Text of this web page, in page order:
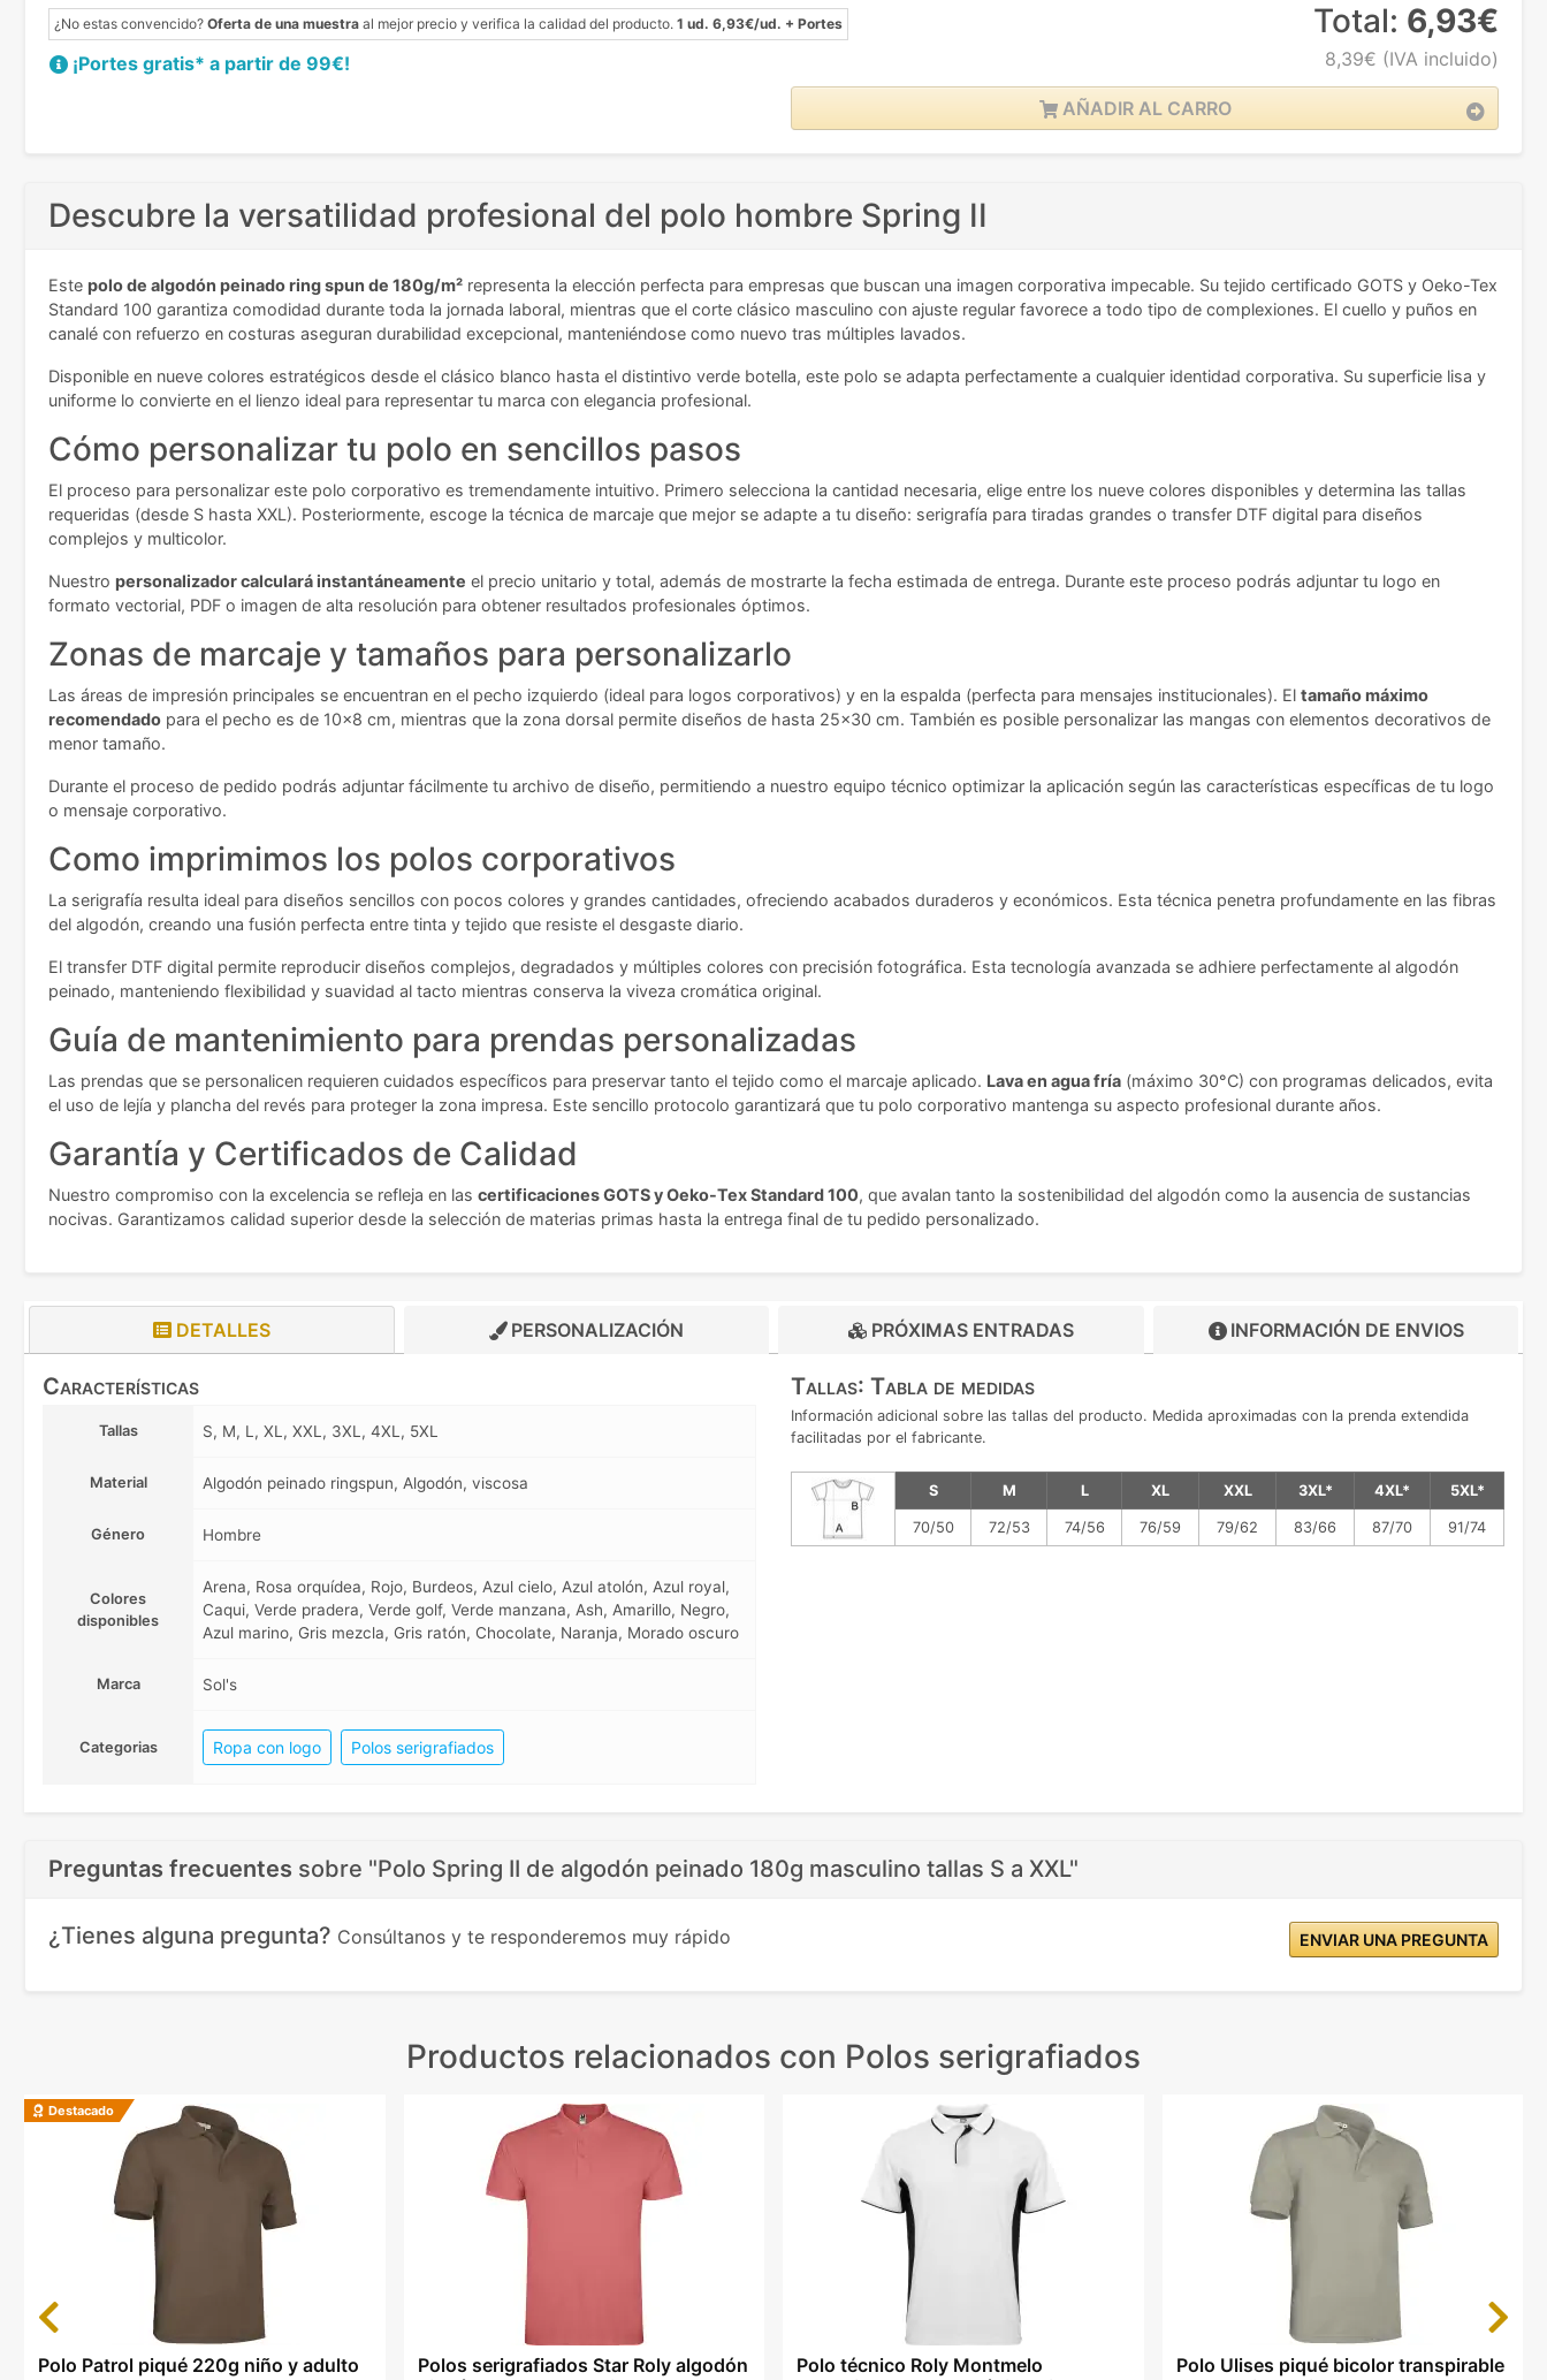
¿No estas convencido? Oferta de una muestra al mejor precio y verifica la calidad del producto. 1 ud. 6,93€/ud. + Portes
¡Portes gratis* a partir de 99€!
Total: 6,93€
8,39€ (IVA incluido)
AÑADIR AL CARRO
Descubre la versatilidad profesional del polo hombre Spring II
Este polo de algodón peinado ring spun de 180g/m² representa la elección perfecta para empresas que buscan una imagen corporativa impecable. Su tejido certificado GOTS y Oeko-Tex
Standard 100 garantiza comodidad durante toda la jornada laboral, mientras que el corte clásico masculino con ajuste regular favorece a todo tipo de complexiones. El cuello y puños en
canalé con refuerzo en costuras aseguran durabilidad excepcional, manteniéndose como nuevo tras múltiples lavados.
Disponible en nueve colores estratégicos desde el clásico blanco hasta el distintivo verde botella, este polo se adapta perfectamente a cualquier identidad corporativa. Su superficie lisa y
uniforme lo convierte en el lienzo ideal para representar tu marca con elegancia profesional.
Cómo personalizar tu polo en sencillos pasos
El proceso para personalizar este polo corporativo es tremendamente intuitivo. Primero selecciona la cantidad necesaria, elige entre los nueve colores disponibles y determina las tallas
requeridas (desde S hasta XXL). Posteriormente, escoge la técnica de marcaje que mejor se adapte a tu diseño: serigrafía para tiradas grandes o transfer DTF digital para diseños
complejos y multicolor.
Nuestro personalizador calculará instantáneamente el precio unitario y total, además de mostrarte la fecha estimada de entrega. Durante este proceso podrás adjuntar tu logo en
formato vectorial, PDF o imagen de alta resolución para obtener resultados profesionales óptimos.
Zonas de marcaje y tamaños para personalizarlo
Las áreas de impresión principales se encuentran en el pecho izquierdo (ideal para logos corporativos) y en la espalda (perfecta para mensajes institucionales). El tamaño máximo
recomendado para el pecho es de 10x8 cm, mientras que la zona dorsal permite diseños de hasta 25x30 cm. También es posible personalizar las mangas con elementos decorativos de
menor tamaño.
Durante el proceso de pedido podrás adjuntar fácilmente tu archivo de diseño, permitiendo a nuestro equipo técnico optimizar la aplicación según las características específicas de tu logo
o mensaje corporativo.
Como imprimimos los polos corporativos
La serigrafía resulta ideal para diseños sencillos con pocos colores y grandes cantidades, ofreciendo acabados duraderos y económicos. Esta técnica penetra profundamente en las fibras
del algodón, creando una fusión perfecta entre tinta y tejido que resiste el desgaste diario.
El transfer DTF digital permite reproducir diseños complejos, degradados y múltiples colores con precisión fotográfica. Esta tecnología avanzada se adhiere perfectamente al algodón
peinado, manteniendo flexibilidad y suavidad al tacto mientras conserva la viveza cromática original.
Guía de mantenimiento para prendas personalizadas
Las prendas que se personalicen requieren cuidados específicos para preservar tanto el tejido como el marcaje aplicado. Lava en agua fría (máximo 30°C) con programas delicados, evita
el uso de lejía y plancha del revés para proteger la zona impresa. Este sencillo protocolo garantizará que tu polo corporativo mantenga su aspecto profesional durante años.
Garantía y Certificados de Calidad
Nuestro compromiso con la excelencia se refleja en las certificaciones GOTS y Oeko-Tex Standard 100, que avalan tanto la sostenibilidad del algodón como la ausencia de sustancias
nocivas. Garantizamos calidad superior desde la selección de materias primas hasta la entrega final de tu pedido personalizado.
DETALLES PERSONALIZACIÓN PRÓXIMAS ENTRADAS INFORMACIÓN DE ENVIOS
Características
Tallas S, M, L, XL, XXL, 3XL, 4XL, 5XL
Material Algodón peinado ringspun, Algodón, viscosa
Género Hombre
Colores
disponibles
Arena, Rosa orquídea, Rojo, Burdeos, Azul cielo, Azul atolón, Azul royal,
Caqui, Verde pradera, Verde golf, Verde manzana, Ash, Amarillo, Negro,
Azul marino, Gris mezcla, Gris ratón, Chocolate, Naranja, Morado oscuro
Marca Sol's
Categorias Ropa con logo Polos serigrafiados
Tallas: Tabla de medidas
Información adicional sobre las tallas del producto. Medida aproximadas con la prenda extendida
facilitadas por el fabricante.
S M L XL XXL 3XL* 4XL* 5XL*
70/50 72/53 74/56 76/59 79/62 83/66 87/70 91/74
Preguntas frecuentes sobre "Polo Spring II de algodón peinado 180g masculino tallas S a XXL"
¿Tienes alguna pregunta? Consúltanos y te responderemos muy rápido ENVIAR UNA PREGUNTA
Productos relacionados con Polos serigrafiados
Destacado
Polo Patrol piqué 220g niño y adulto
Polos serigrafiados Star Roly algodón
Polo técnico Roly Montmelo
Polo Ulises piqué bicolor transpirable
Previous Next